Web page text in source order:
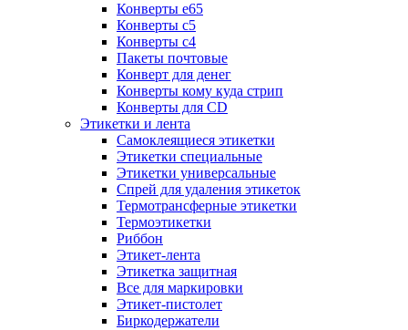
Конверты е65
Конверты с5
Конверты с4
Пакеты почтовые
Конверт для денег
Конверты кому куда стрип
Конверты для CD
Этикетки и лента
Самоклеящиеся этикетки
Этикетки специальные
Этикетки универсальные
Спрей для удаления этикеток
Термотрансферные этикетки
Термоэтикетки
Риббон
Этикет-лента
Этикетка защитная
Все для маркировки
Этикет-пистолет
Биркодержатели